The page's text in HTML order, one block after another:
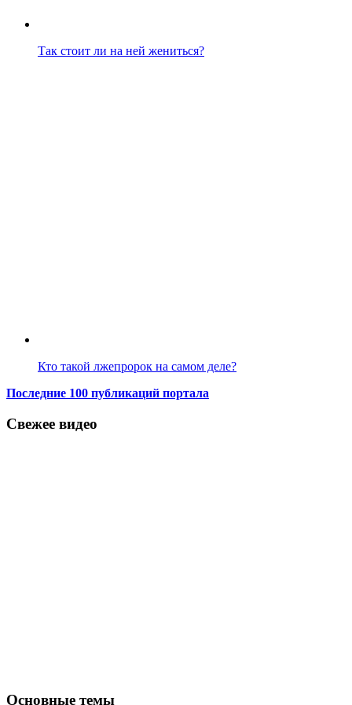
Так стоит ли на ней жениться?
Кто такой лжепророк на самом деле?
Последние 100 публикаций портала
Свежее видео
Основные темы